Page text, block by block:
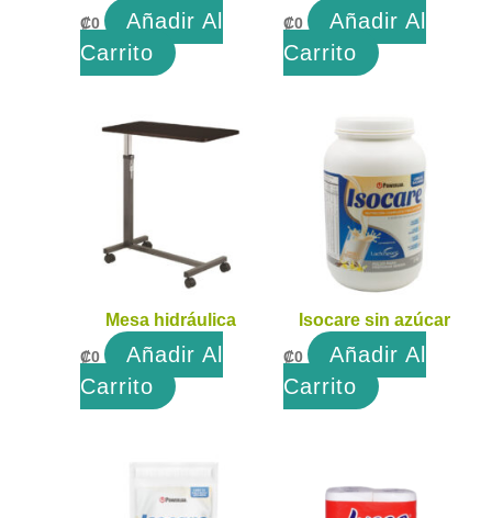
₡0
Añadir Al
Carrito
₡0
Añadir Al
Carrito
Mesa hidráulica
₡0
Añadir Al
Carrito
Isocare sin azúcar
₡0
Añadir Al
Carrito